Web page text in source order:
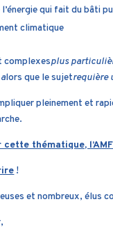
qui fait du bâti
climatique
complexesplus
alors que le sujetrequière
pleinement et
cette thématique,
!
et nombreux, élus